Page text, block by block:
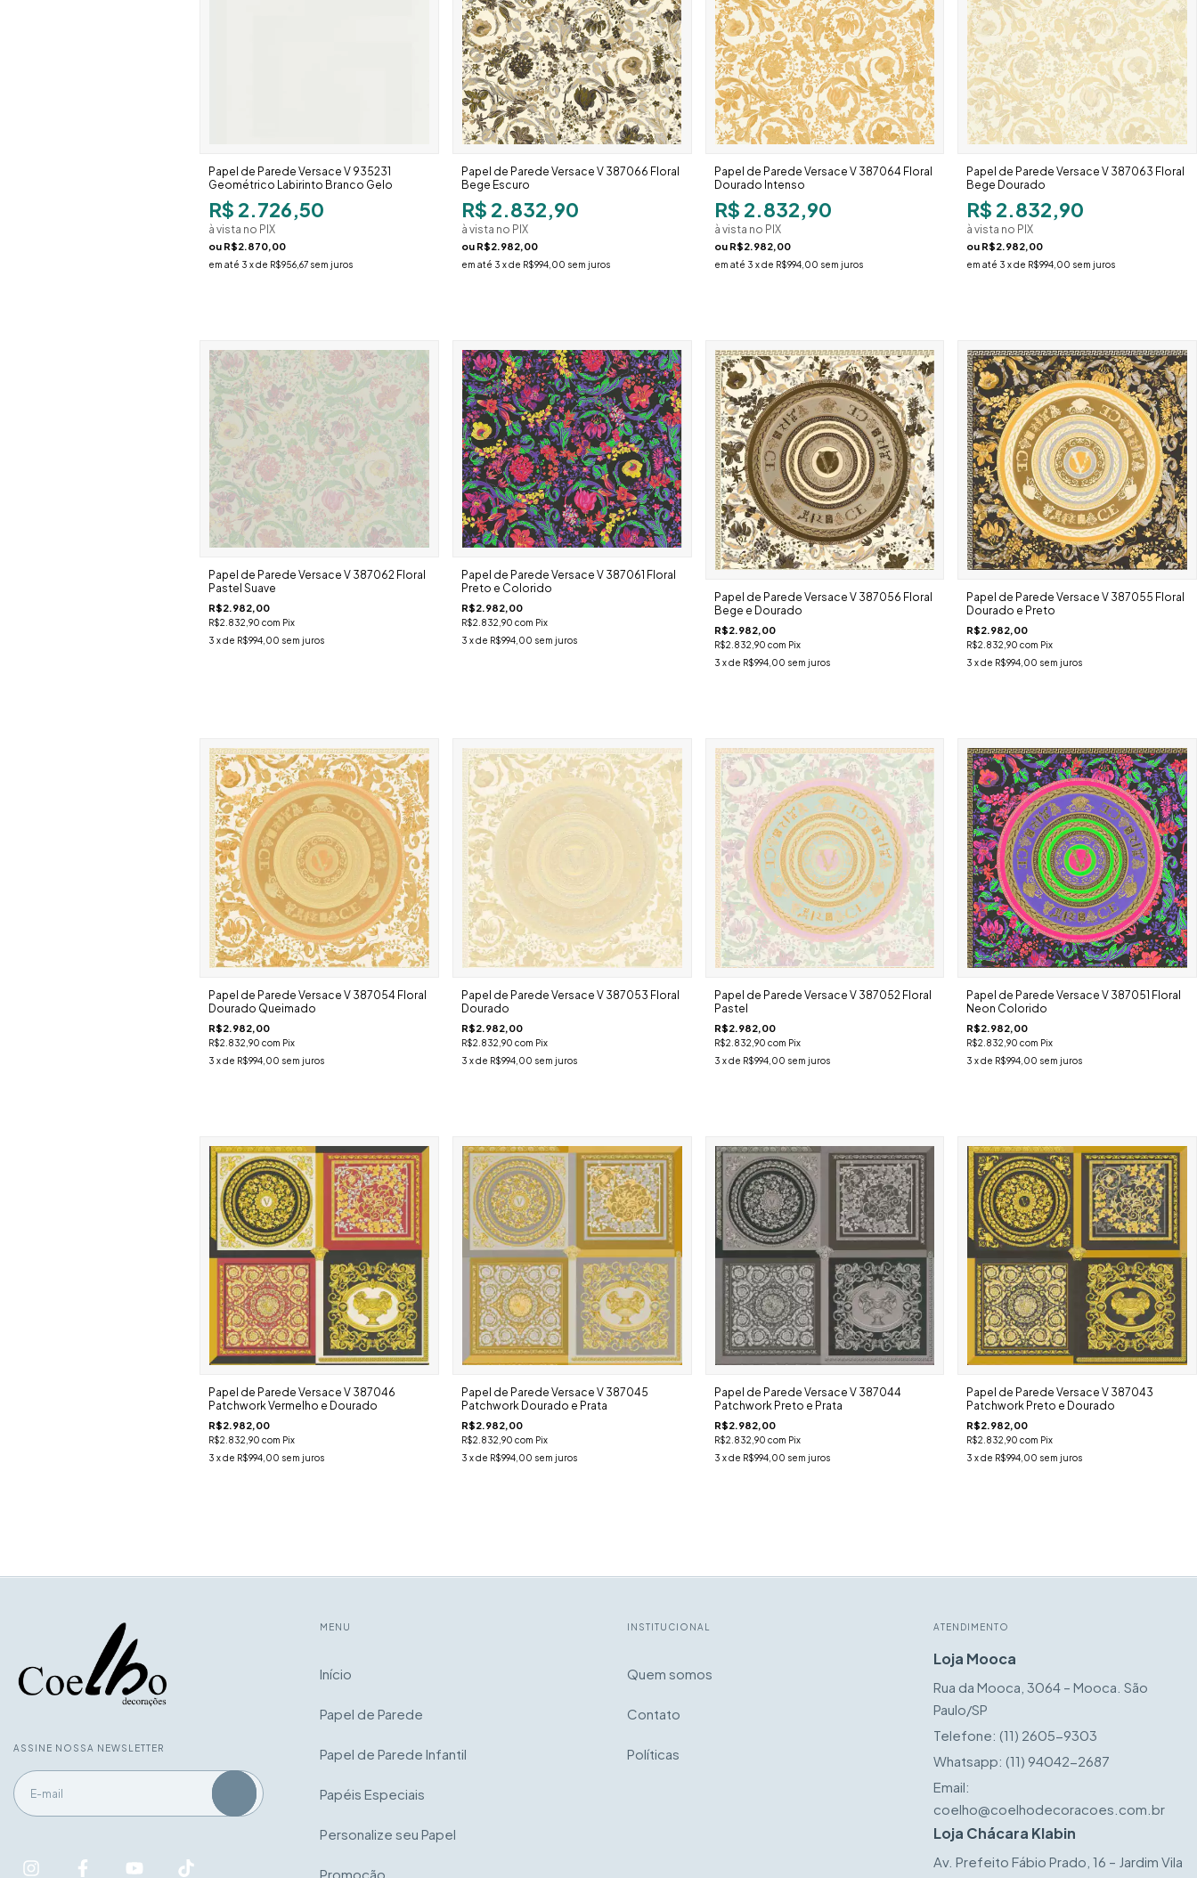
Papel de Parede Versace V 935231
Geométrico Labirinto Branco Gelo
R$ 2.726,50
à vista no PIX
ou R$2.870,00
em até 3 x de R$956,67 sem juros
Papel de Parede Versace V 387066 Floral
Bege Escuro
R$ 2.832,90
à vista no PIX
ou R$2.982,00
em até 3 x de R$994,00 sem juros
Papel de Parede Versace V 387064 Floral
Dourado Intenso
R$ 2.832,90
à vista no PIX
ou R$2.982,00
em até 3 x de R$994,00 sem juros
Papel de Parede Versace V 387063 Floral
Bege Dourado
R$ 2.832,90
à vista no PIX
ou R$2.982,00
em até 3 x de R$994,00 sem juros
Papel de Parede Versace V 387062 Floral
Pastel Suave
R$2.982,00
R$2.832,90 com Pix
3 x de R$994,00 sem juros
Papel de Parede Versace V 387061 Floral
Preto e Colorido
R$2.982,00
R$2.832,90 com Pix
3 x de R$994,00 sem juros
Papel de Parede Versace V 387056 Floral
Bege e Dourado
R$2.982,00
R$2.832,90 com Pix
3 x de R$994,00 sem juros
Papel de Parede Versace V 387055 Floral
Dourado e Preto
R$2.982,00
R$2.832,90com Pix
3 x de R$994,00 sem juros
Papel de Parede Versace V 387054 Floral
Dourado Queimado
R$2.982,00
R$2.832,90 com Pix
3 x de R$994,00 sem juros
Papel de Parede Versace V 387053 Floral
Dourado
R$2.982,00
R$2.832,90 com Pix
3 x de R$994,00 sem juros
Papel de Parede Versace V 387052 Floral
Pastel
R$2.982,00
R$2.832,90 com Pix
3 x de R$994,00 sem juros
Papel de Parede Versace V 387051 Floral
Neon Colorido
R$2.982,00
R$2.832,90com Pix
3 x de R$994,00 sem juros
Papel de Parede Versace V 387046
Patchwork Vermelho e Dourado
R$2.982,00
R$2.832,90 com Pix
3 x de R$994,00 sem juros
Papel de Parede Versace V 387045
Patchwork Dourado e Prata
R$2.982,00
R$2.832,90 com Pix
3 x de R$994,00 sem juros
Papel de Parede Versace V 387044
Patchwork Preto e Prata
R$2.982,00
R$2.832,90 com Pix
3 x de R$994,00 sem juros
Papel de Parede Versace V 387043
Patchwork Preto e Dourado
R$2.982,00
R$2.832,90com Pix
3 x de R$994,00 sem juros
ASSINE NOSSA NEWSLETTER
MENU
Início
Papel de Parede
Papel de Parede Infantil
Papéis Especiais
Personalize seu Papel
Promoção
INSTITUCIONAL
Quem somos
Contato
Políticas
ATENDIMENTO
Loja Mooca
Rua da Mooca, 3064 – Mooca. São
Paulo/SP
Telefone: (11) 2605-9303
Whatsapp: (11) 94042-2687
Email:
coelho@coelhodecoracoes.com.br
Loja Chácara Klabin
Av. Prefeito Fábio Prado, 16 – Jardim Vila